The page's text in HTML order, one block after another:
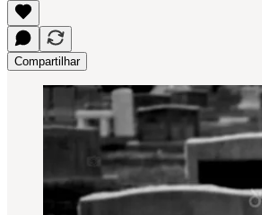
Compartilhar